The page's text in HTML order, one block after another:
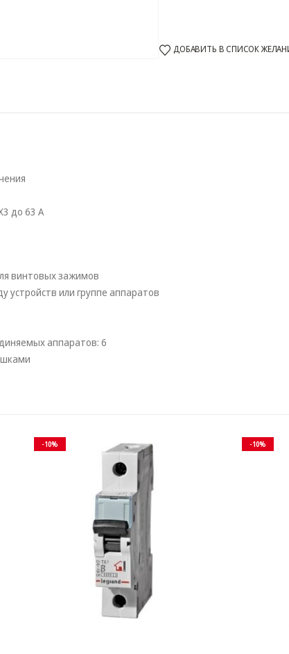
ДОБАВИТЬ В СПИСОК
до 63 А
винтовых зажимов
устройств или группе аппаратов
аппаратов: 6
-10% -10%